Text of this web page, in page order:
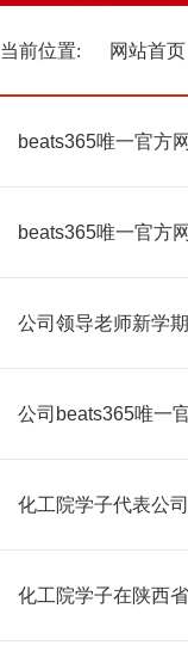
当前位置: 网站首页
beats365唯一官方
beats365唯一官方
公司领导老师新学
公司beats365唯一
化工院学子代表公
化工院学子在陕西